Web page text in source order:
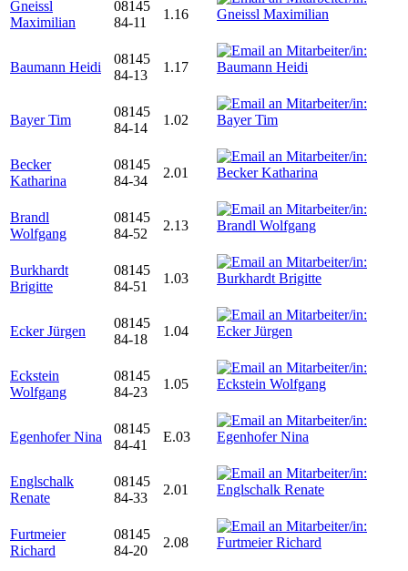
Gneissl
Maximilian
08145
84-11
1.16
Baumann Heidi
08145
84-13
1.17
Bayer Tim
08145
84-14
1.02
Becker
Katharina
08145
84-34
2.01
Brandl
Wolfgang
08145
84-52
2.13
Burkhardt
Brigitte
08145
84-51
1.03
Ecker Jürgen
08145
84-18
1.04
Eckstein
Wolfgang
08145
84-23
1.05
Egenhofer Nina
08145
84-41
E.03
Englschalk
Renate
08145
84-33
2.01
Furtmeier
Richard
08145
84-20
2.08